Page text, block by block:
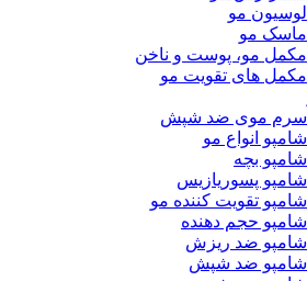
لوسیون مو
ماسک مو
مکمل مو، پوست و ناخن
مکمل های تقویت مو
سرم موی ضد شپش
شامپو انواع مو
شامپو بچه
شامپو پسوریازیس
شامپو تقویت کننده مو
شامپو حجم دهنده
شامپو ضد ریزش
شامپو ضد شپش